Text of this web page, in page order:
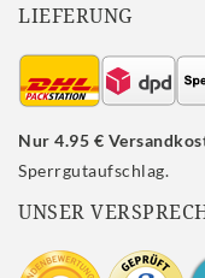
LIEFERUNG
Nur 4.95 €
Sperrgutaufschlag.
UNSER